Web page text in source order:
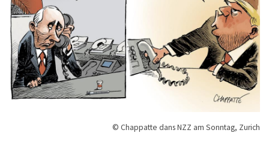
© Chappatte dans NZZ am Sonntag, Zurich